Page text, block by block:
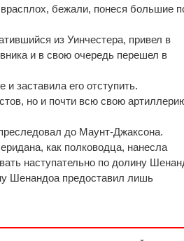
бежали, понеся большие
из Уинчестера, привел в
и в свою очередь перешел в
заставила его отступить.
но и почти всю свою
до Маунт-Джаксона.
как полководца, нанесла
наступательно по долину
Шенандоа предоставил лишь